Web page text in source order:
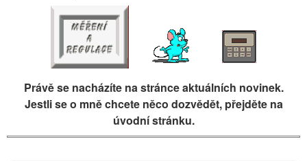
Právě se nacházíte na stránce aktuálních novinek.
Jestli se o mně chcete něco dozvědět, přejděte na
úvodní stránku.